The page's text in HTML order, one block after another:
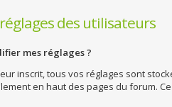
des utilisateurs
mes réglages ?
inscrit, tous vos réglages sont
en haut des pages du forum.